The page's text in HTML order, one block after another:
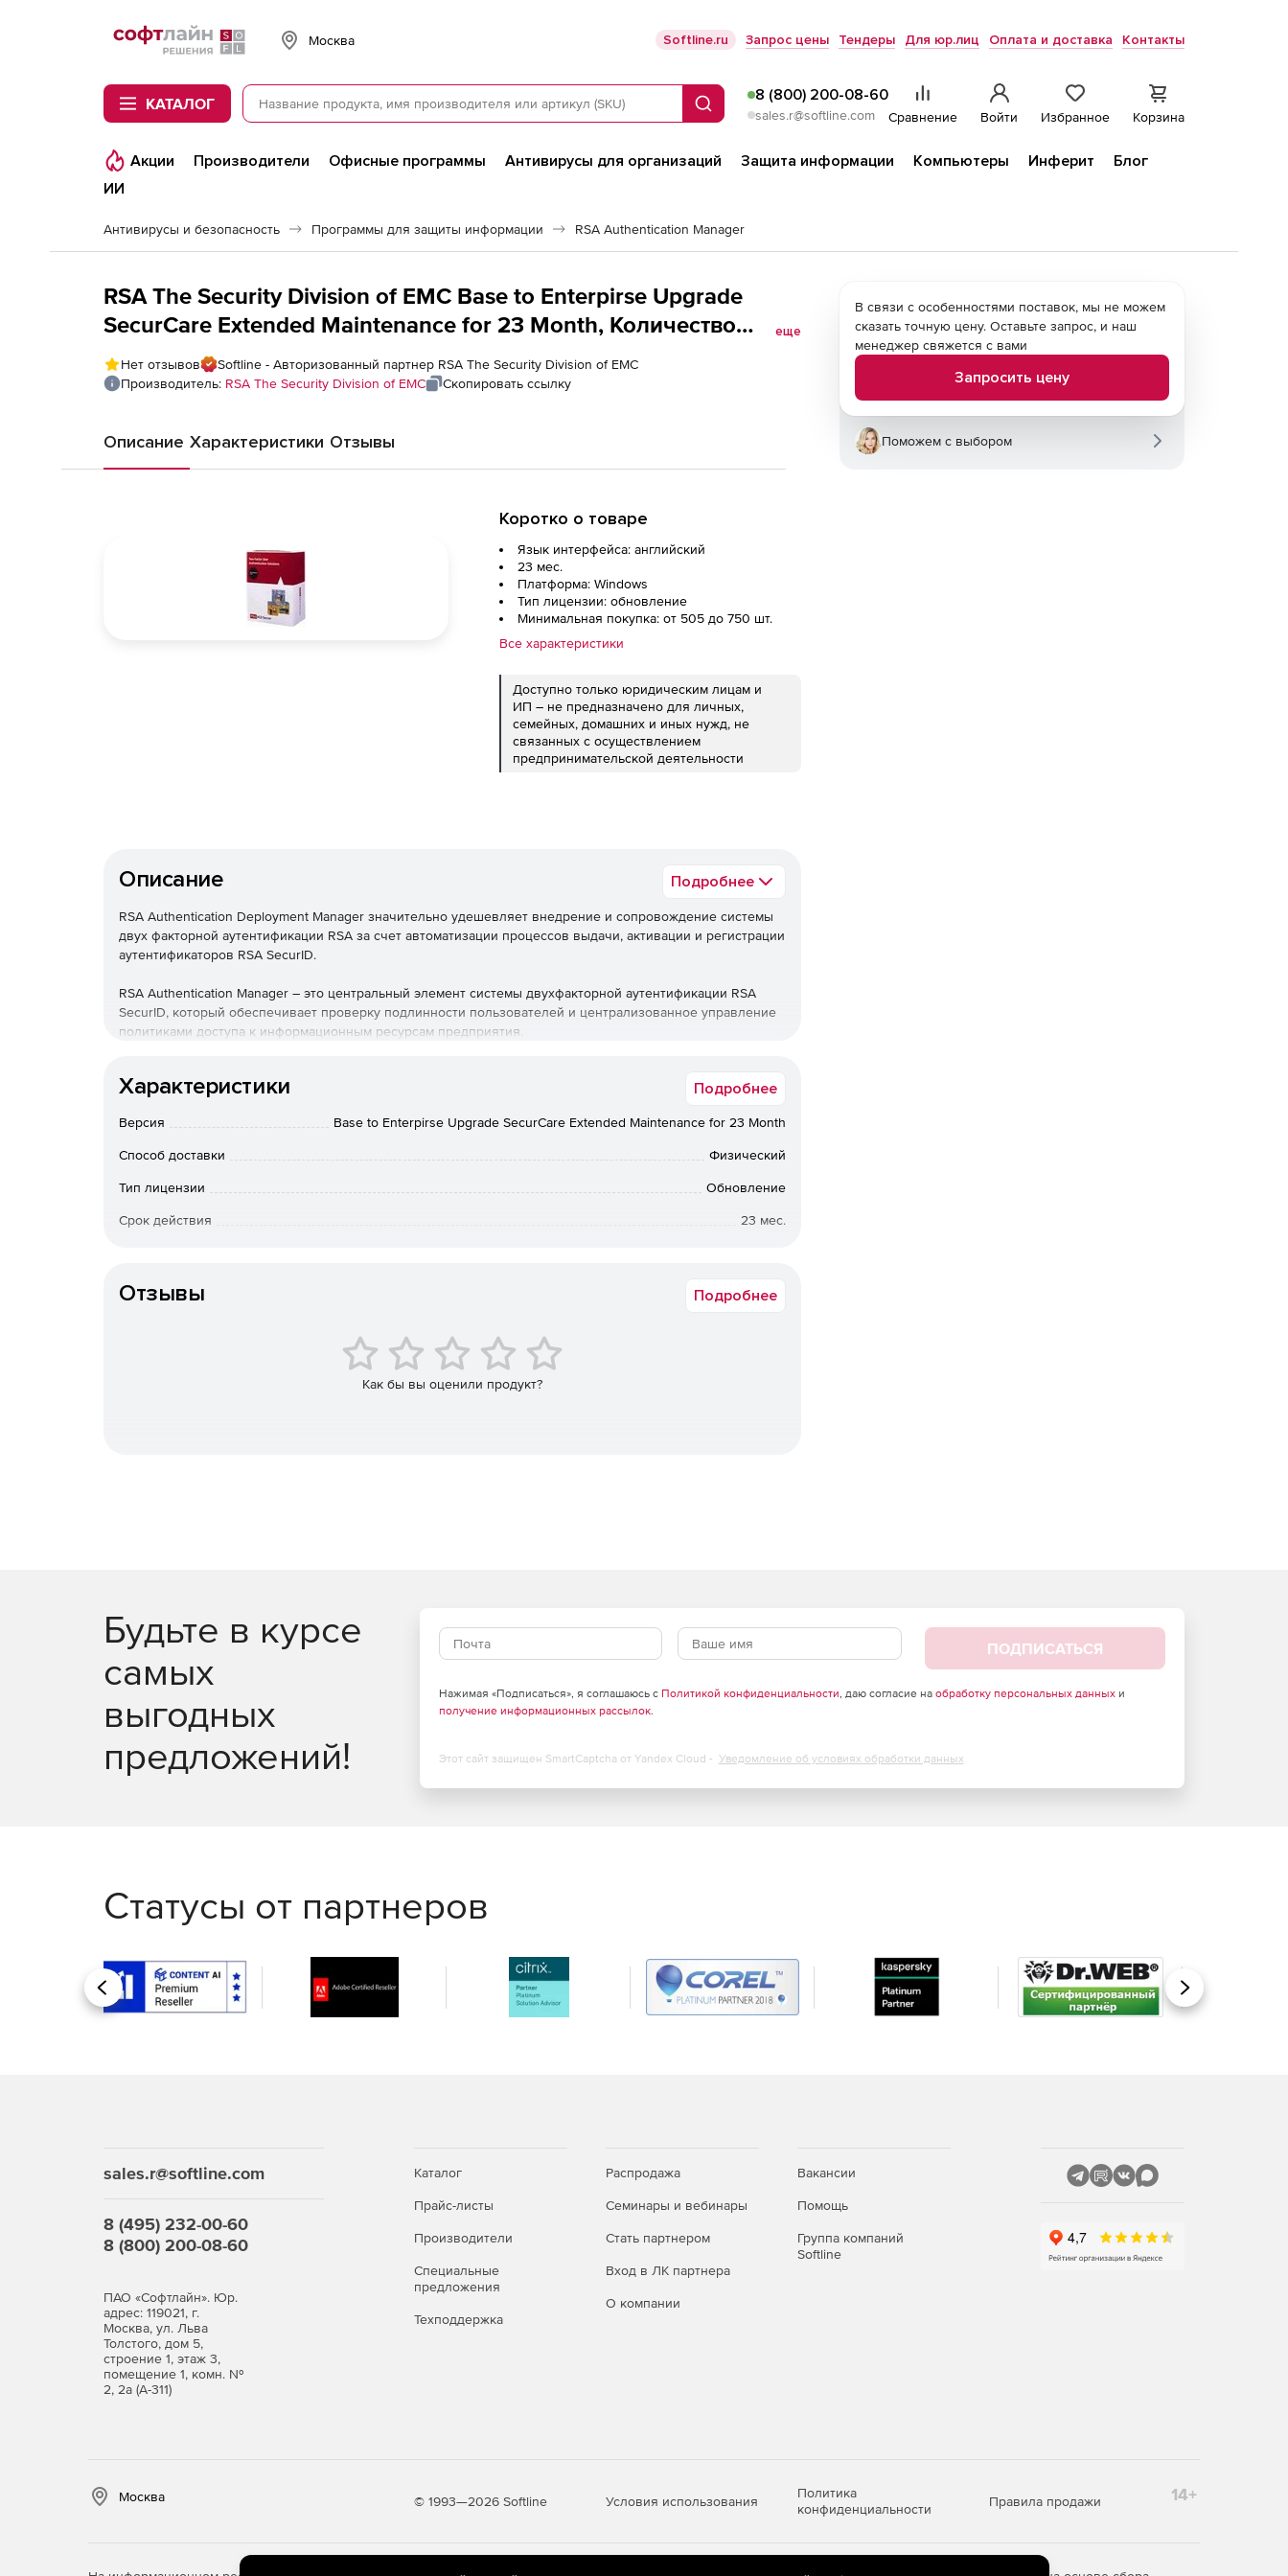
Softline
Москва Softline.ru Запрос цены Тендеры Для юр.лиц Оплата и доставка Контакты
КАТАЛОГ Поиск
8 (800) 200-08-60
sales.r@softline.com Сравнение Войти Избранное Корзина
Акции Производители Офисные программы Антивирусы для организаций Защита информации Компьютеры Инферит
Блог
ИИ
Антивирусы и безопасность Программы для защиты информации RSA Authentication Manager
RSA The Security Division of EMC Base to Enterpirse Upgrade
SecurCare Extended Maintenance for 23 Month, Количество
пользователей
еще
Нет отзывов
Softline - Авторизованный партнер RSA The Security Division of EMC
Производитель: RSA The Security Division of EMC Скопировать ссылку
Описание Характеристики Отзывы
Коротко о товаре
Язык интерфейса: английский
23 мес.
Платформа: Windows
Тип лицензии: обновление
Минимальная покупка: от 505 до 750 шт.
Все характеристики
Доступно только юридическим лицам и
ИП – не предназначено для личных,
семейных, домашних и иных нужд, не
связанных с осуществлением
предпринимательской деятельности
Описание Подробнее
RSA Authentication Deployment Manager значительно удешевляет внедрение и сопровождение системы
двух факторной аутентификации RSA за счет автоматизации процессов выдачи, активации и регистрации
аутентификаторов RSA SecurID.
RSA Authentication Manager – это центральный элемент системы двухфакторной аутентификации RSA
SecurID, который обеспечивает проверку подлинности пользователей и централизованное управление
политиками доступа к информационным ресурсам предприятия.
дополнений превосходящих версию RSA Authentication Manager Base Edition.
PSA Authentication Manager Base Enterpirse Upgrade– продукт который обновляет версию программы RSA
Authentication Manager Base Edition до версии RSA Authentication Manager Enterprise Edition.С помощью
запросы на получение аутентификаторов, которые затем обрабатываются администраторами,
Authentication Manager образует комплексную инфраструктуру двухфакторной аутентификации
пользователей, которая не имеет равных по числу поддерживаемых решений VPN, беспроводных сетей,
Характеристики Подробнее
Версия Base to Enterpirse Upgrade SecurCare Extended Maintenance for 23 Month
Способ доставки Физический
Тип лицензии Обновление
Срок действия 23 мес.
Отзывы Подробнее
Как бы вы оценили продукт?
В связи с особенностями поставок, мы не можем
сказать точную цену. Оставьте запрос, и наш
менеджер свяжется с вами
Запросить цену
Поможем с выбором
Будьте в курсе
самых
выгодных
предложений!
ПОДПИСАТЬСЯ
Нажимая «Подписаться», я соглашаюсь с Политикой конфиденциальности, даю согласие на обработку персональных данныхи
получение информационных рассылок.
Этот сайт защищен SmartCaptcha от Yandex Cloud - Уведомление об условиях обработки данных
Статусы от партнеров
Назад Вперед
sales.r@softline.com
8 (495) 232-00-60
8 (800) 200-08-60
ПАО «Софтлайн». Юр.
адрес: 119021, г.
Москва, ул. Льва
Толстого, дом 5,
строение 1, этаж 3,
помещение 1, комн. №
2, 2а (А-311)
Каталог
Прайс-листы
Производители
Специальные
предложения
Техподдержка
Распродажа
Семинары и вебинары
Стать партнером
Вход в ЛК партнера
О компании
Вакансии
Помощь
Группа компаний
Softline
Москва © 1993—2026 Softline Условия использования
Политика
конфиденциальности
Правила продажи 14+